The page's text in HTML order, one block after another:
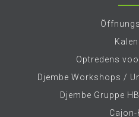
Optredens
Djembe Workshops /
Djembe Gruppe
Cajon-